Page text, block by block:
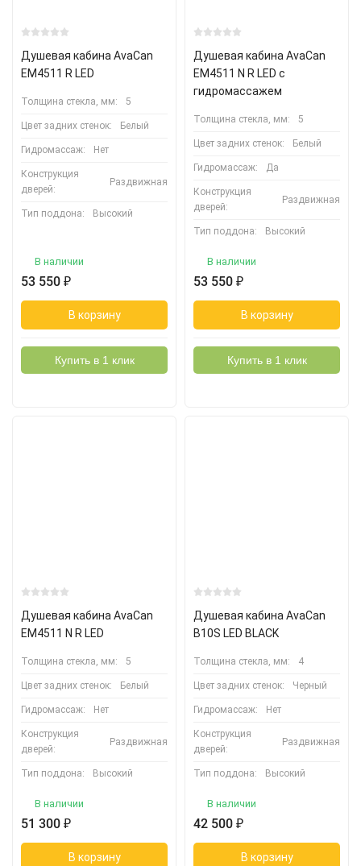
Душевая кабина AvaCan
EM4511 R LED
Толщина стекла, мм: 5
Цвет задних стенок: Белый
Гидромассаж: Нет
Конструкция
дверей:
Раздвижная
Тип поддона: Высокий
В наличии
53 550 ₽
В корзину
Купить в 1 клик
Душевая кабина AvaCan
EM4511 N R LED с
гидромассажем
Толщина стекла, мм: 5
Цвет задних стенок: Белый
Гидромассаж: Да
Конструкция
дверей:
Раздвижная
Тип поддона: Высокий
В наличии
53 550 ₽
В корзину
Купить в 1 клик
Душевая кабина AvaCan
EM4511 N R LED
Толщина стекла, мм: 5
Цвет задних стенок: Белый
Гидромассаж: Нет
Конструкция
дверей:
Раздвижная
Тип поддона: Высокий
В наличии
51 300 ₽
В корзину
Душевая кабина AvaCan
B10S LED BLACK
Толщина стекла, мм: 4
Цвет задних стенок: Черный
Гидромассаж: Нет
Конструкция
дверей:
Раздвижная
Тип поддона: Высокий
В наличии
42 500 ₽
В корзину